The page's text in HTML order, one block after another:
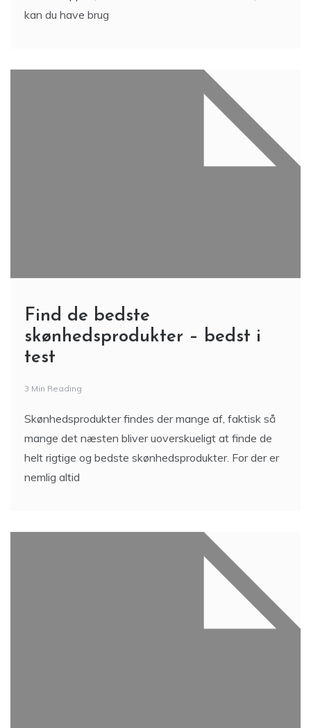
kan du have brug
Find de bedste
skønhedsprodukter – bedst i
test
3 Min Reading
Skønhedsprodukter findes der mange af, faktisk så
mange det næsten bliver uoverskueligt at finde de
helt rigtige og bedste skønhedsprodukter. For der er
nemlig altid